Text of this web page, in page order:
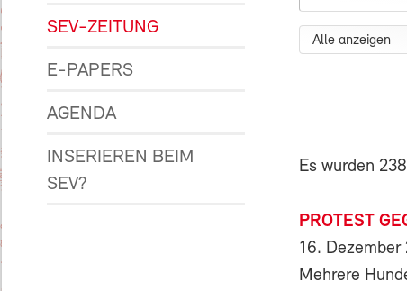
SEV-ZEITUNG
E-PAPERS
AGENDA
INSERIEREN BEIM
SEV?
Es wurden
PROTEST
16. Dezember
Mehrere